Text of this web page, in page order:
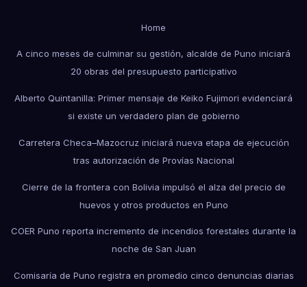
Home
A cinco meses de culminar su gestión, alcalde de Puno iniciará
20 obras del presupuesto participativo
Alberto Quintanilla: Primer mensaje de Keiko Fujimori evidenciará
si existe un verdadero plan de gobierno
Carretera Checa–Mazocruz iniciará nueva etapa de ejecución
tras autorización de Provías Nacional
Cierre de la frontera con Bolivia impulsó el alza del precio de
huevos y otros productos en Puno
COER Puno reporta incremento de incendios forestales durante la
noche de San Juan
Comisaría de Puno registra en promedio cinco denuncias diarias